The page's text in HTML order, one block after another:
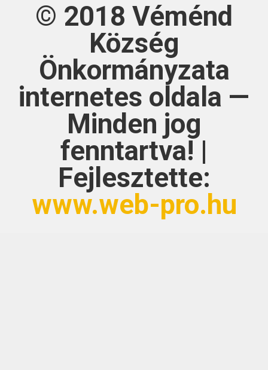
© 2018 Véménd
Község
Önkormányzata
internetes oldala —
Minden jog
fenntartva! |
Fejlesztette:
www.web-pro.hu